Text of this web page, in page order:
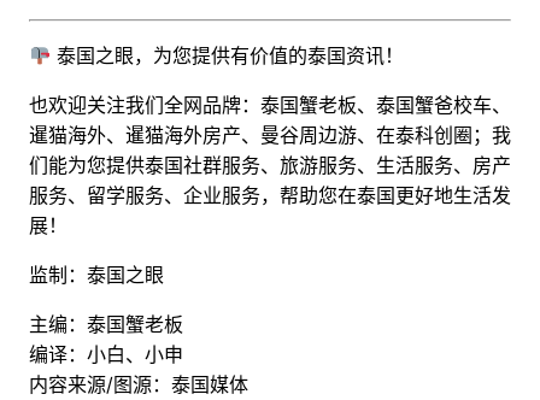
泰国之眼，为您提供有价值的泰国资讯！
也欢迎关注我们全网品牌：泰国蟹老板、泰国蟹爸校车、
暹猫海外、暹猫海外房产、曼谷周边游、 在泰科创圈 ； 我
们能为您提供泰国社群服务、旅游服务、生活服务、房产
服务、留学服务、企业服务，帮助您在泰国更好地生活发
展！
监制：泰国之眼
主编：泰国蟹老板
编译：小白、小申
内容来源/图源：泰国媒体